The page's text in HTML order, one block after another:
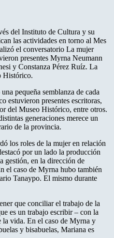
del Instituto de Cultura y su
las actividades en torno al Mes
el conversatorio La mujer
presentes Myrna Neumann
y Constanza Pérez Ruíz. La
Histórico.
pequeña semblanza de cada
estuvieron presentes escritoras,
del Museo Histórico, entre otros.
generaciones merece un
de la provincia.
los roles de la mujer en relación
por un lado la producción
gestión, en la dirección de
el caso de Myrna hubo también
Tanaypo. El mismo durante
que conciliar el trabajo de la
es un trabajo escribir – con la
vida. En el caso de Myrna y
y bisabuelas, Mariana es